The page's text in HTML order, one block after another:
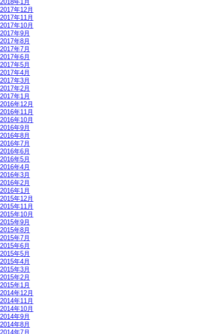
2018年1月
2017年12月
2017年11月
2017年10月
2017年9月
2017年8月
2017年7月
2017年6月
2017年5月
2017年4月
2017年3月
2017年2月
2017年1月
2016年12月
2016年11月
2016年10月
2016年9月
2016年8月
2016年7月
2016年6月
2016年5月
2016年4月
2016年3月
2016年2月
2016年1月
2015年12月
2015年11月
2015年10月
2015年9月
2015年8月
2015年7月
2015年6月
2015年5月
2015年4月
2015年3月
2015年2月
2015年1月
2014年12月
2014年11月
2014年10月
2014年9月
2014年8月
2014年7月